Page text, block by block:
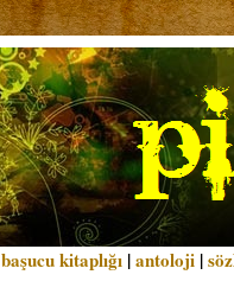
başucu kitaplığı |antoloji |